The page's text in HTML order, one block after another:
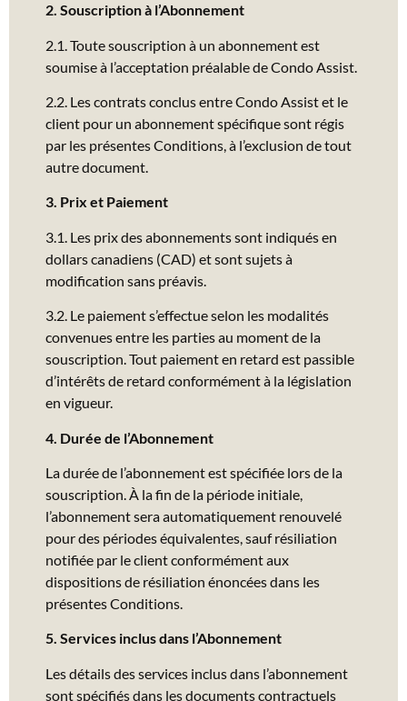
2. Souscription à l’Abonnement
2.1. Toute souscription à un abonnement est
soumise à l’acceptation préalable de Condo Assist.
2.2. Les contrats conclus entre Condo Assist et le
client pour un abonnement spécifique sont régis
par les présentes Conditions, à l’exclusion de tout
autre document.
3. Prix et Paiement
3.1. Les prix des abonnements sont indiqués en
dollars canadiens (CAD) et sont sujets à
modification sans préavis.
3.2. Le paiement s’effectue selon les modalités
convenues entre les parties au moment de la
souscription. Tout paiement en retard est passible
d’intérêts de retard conformément à la législation
en vigueur.
4. Durée de l’Abonnement
La durée de l’abonnement est spécifiée lors de la
souscription. À la fin de la période initiale,
l’abonnement sera automatiquement renouvelé
pour des périodes équivalentes, sauf résiliation
notifiée par le client conformément aux
dispositions de résiliation énoncées dans les
présentes Conditions.
5. Services inclus dans l’Abonnement
Les détails des services inclus dans l’abonnement
sont spécifiés dans les documents contractuels